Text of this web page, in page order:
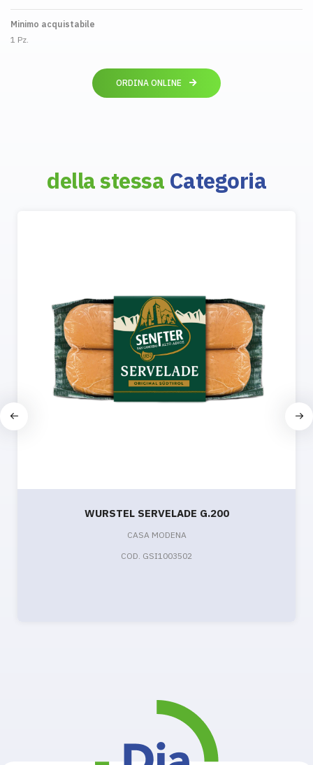
Minimo acquistabile
1 Pz.
ORDINA ONLINE
della stessa Categoria
WURSTEL SERVELADE G.200
CASA MODENA
COD. GSI1003502